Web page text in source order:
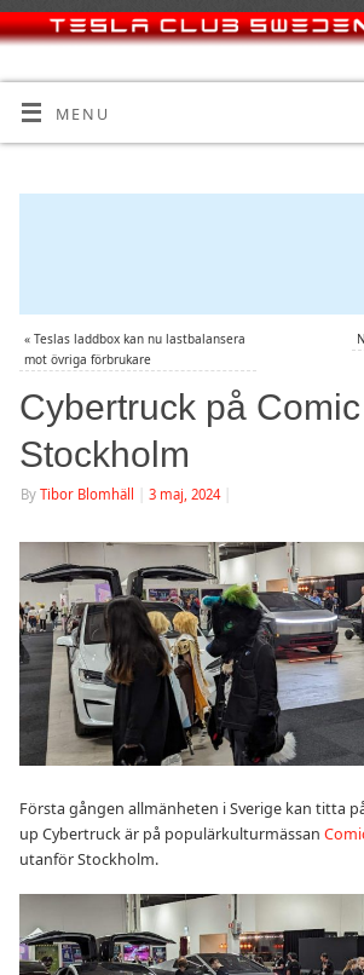
MENU
« Teslas laddbox kan nu lastbalansera
mot övriga förbrukare
Cybertruck på
Stockholm
By Tibor Blomhäll 3 maj, 2024
Första gången allmänheten i Sverige kan titta
up Cybertruck är på populärkulturmässan
utanför Stockholm.